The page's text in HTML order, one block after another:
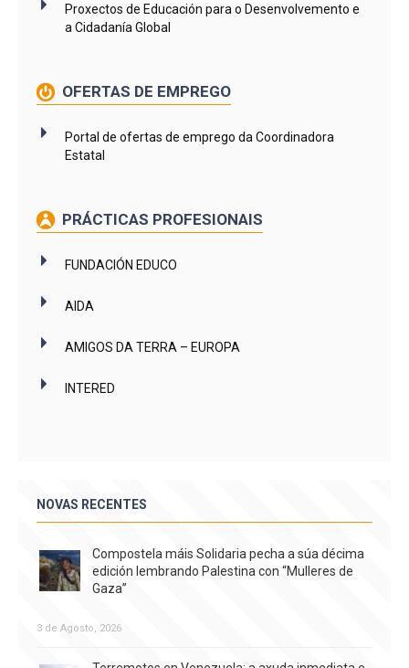
Proxectos de Educación para o Desenvolvemento e
a Cidadanía Global
OFERTAS DE EMPREGO
Portal de ofertas de emprego da Coordinadora
Estatal
PRÁCTICAS PROFESIONAIS
FUNDACIÓN EDUCO
AIDA
AMIGOS DA TERRA – EUROPA
INTERED
NOVAS RECENTES
Compostela máis Solidaria pecha a súa décima
edición lembrando Palestina con “Mulleres de
Gaza”
3 de Agosto, 2026